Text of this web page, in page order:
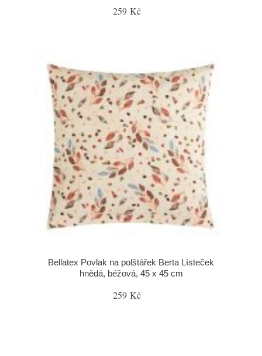
259 Kč
Bellatex Povlak na polštářek Berta Lísteček
hnědá, béžová, 45 x 45 cm
259 Kč